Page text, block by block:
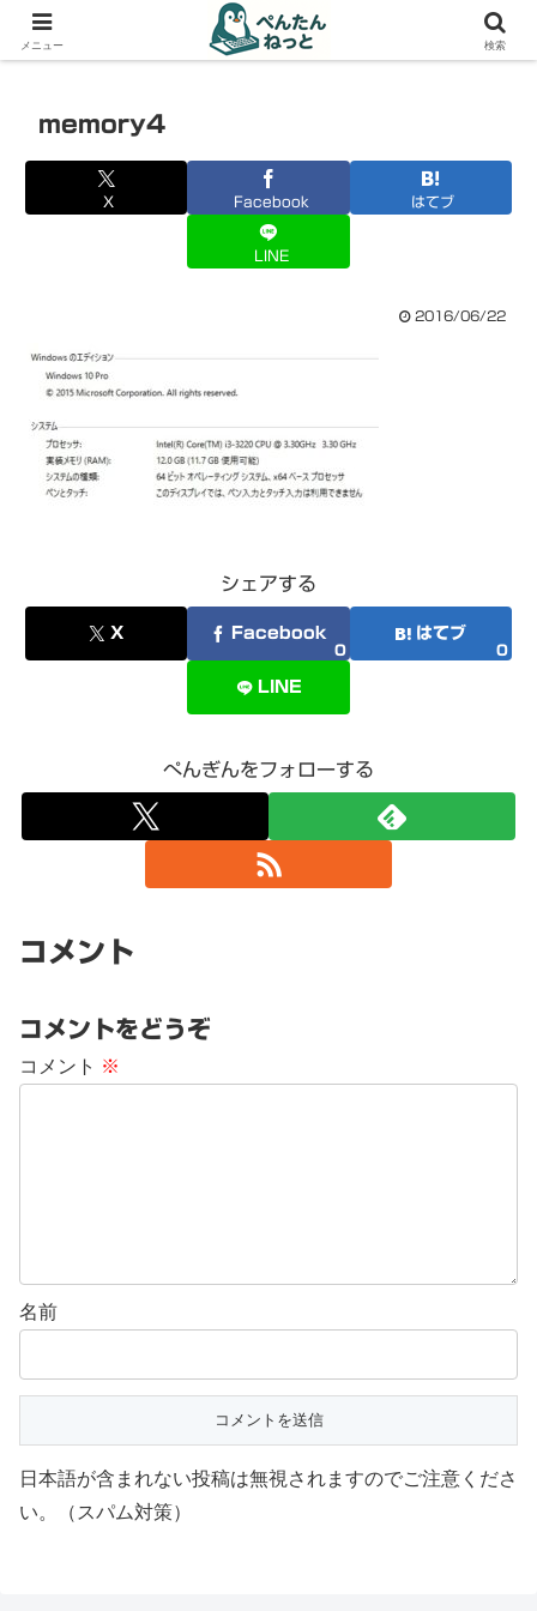
PCやガジェットの備忘録
memory4
X Facebook はてブ
LINE
2016/06/22
シェアする
X Facebook
0
はてブ
0
LINE
ぺんぎんをフォローする
コメント
コメントをどうぞ
コメント ※
名前
日本語が含まれない投稿は無視されますのでご注意くださ
い。（スパム対策）
メニュー 検索